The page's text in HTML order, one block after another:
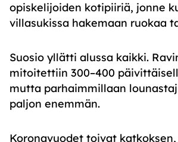
opiskelijoiden kotipiiriä, jonne
villasukissa hakemaan ruokaa
Suosio yllätti alussa kaikki.
mitoitettiin 300–400
mutta parhaimmillaan
paljon enemmän.
Koronavuodet toivat